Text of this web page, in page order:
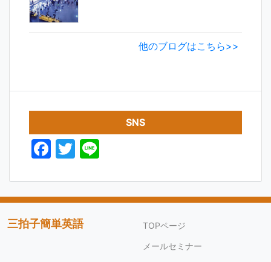
他のブログはこちら>>
SNS
F
c
e
b
T
itt
er
e
三拍子簡単英語
TOPページ
メールセミナー